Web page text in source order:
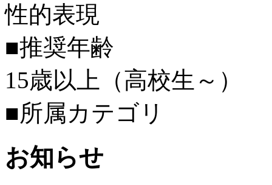
性的表現
■推奨年齢
15歳以上（高校生～）
■所属カテゴリ
お知らせ